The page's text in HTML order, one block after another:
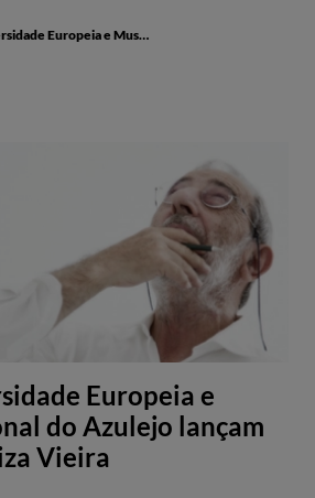
IADE-Universidade Europeia e Museu Nacional do Azulejo lançam livro sobre Siza Vieira
Europeia e
do Azulejo lançam
Vieira